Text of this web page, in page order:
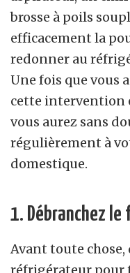
brosse à poils
efficacement la
redonner au
Une fois que vous
cette intervention
vous aurez sans
régulièrement à
domestique.
1. Débranchez le
Avant toute